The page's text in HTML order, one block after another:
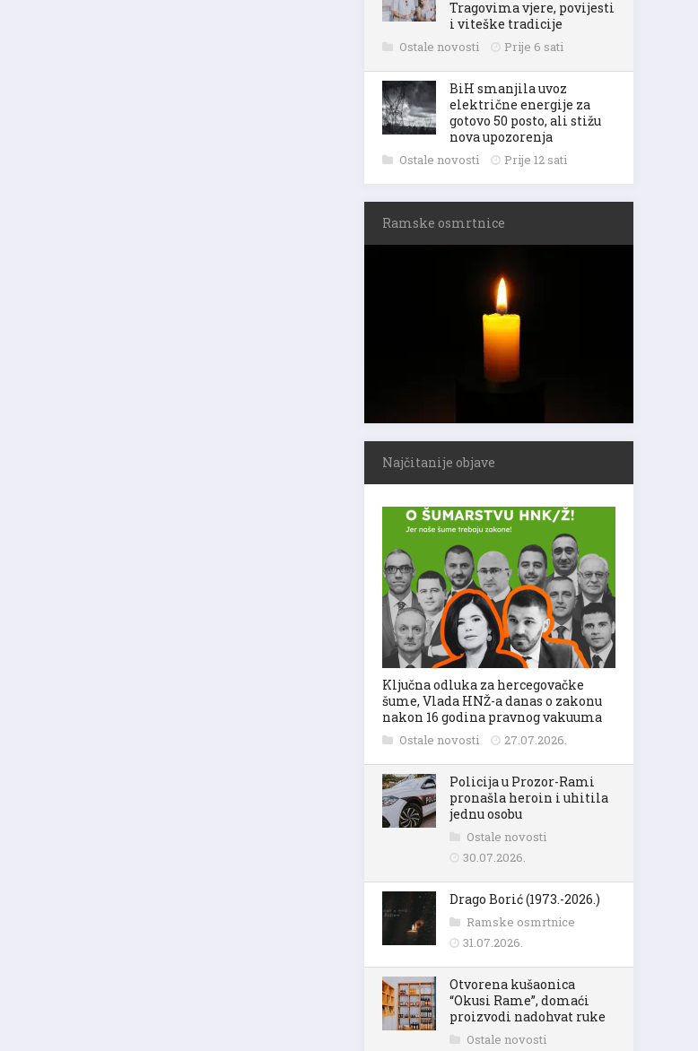
Tragovima vjere, povijesti
i viteške tradicije
Ostale novosti Prije 6 sati
BiH smanjila uvoz
električne energije za
gotovo 50 posto, ali stižu
nova upozorenja
Ostale novosti Prije 12 sati
Ramske osmrtnice
Najčitanije objave
Ključna odluka za hercegovačke
šume, Vlada HNŽ-a danas o zakonu
nakon 16 godina pravnog vakuuma
Ostale novosti 27.07.2026.
Policija u Prozor-Rami
pronašla heroin i uhitila
jednu osobu
Ostale novosti
30.07.2026.
Drago Borić (1973.-2026.)
Ramske osmrtnice
31.07.2026.
Otvorena kušaonica
“Okusi Rame”, domaći
proizvodi nadohvat ruke
Ostale novosti